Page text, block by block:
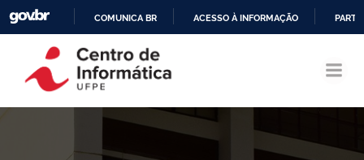
CONTEÚDO
COMUNICA BR ACESSO À INFORMAÇÃO